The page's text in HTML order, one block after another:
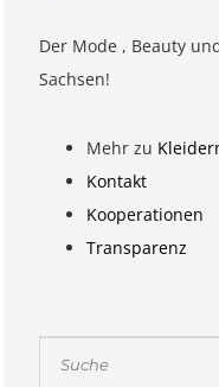
Der Mode , Beauty
Sachsen!
Mehr zu
Kontakt
Kooperationen
Transparenz